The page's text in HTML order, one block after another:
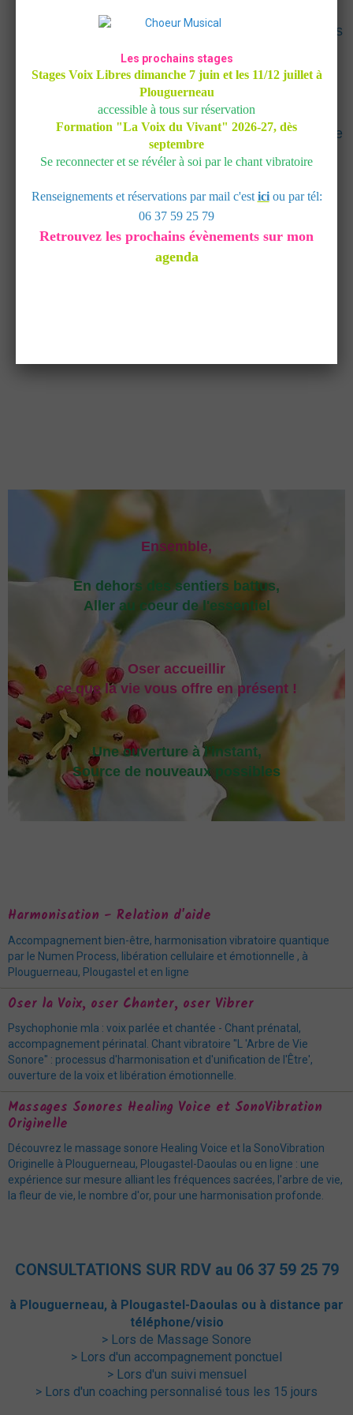
> Prendre du recul dans votre quotidien et dans
> Dissoudre les schémas de fonctionnements
> Choisir de passer à autre chose quand c'est le
moment pour vous
> Acquérir des outils simples pour vous aider
vous-même lors de périodes de changements
> Equilibrer votre hygiène de vie par
l'alimentation, la relaxation, l'activité physique
Ensemble,
En dehors des sentiers battus,
Aller au coeur de l'essentiel
Oser accueillir
ce que la vie vous offre en présent !
Une ouverture à l'instant,
Source de nouveaux possibles
Harmonisation - Relation d'aide
Accompagnement bien-être, harmonisation vibratoire quantique
par le Numen Process, libération cellulaire et émotionnelle , à
Plouguerneau, Plougastel et en ligne
Oser la Voix, oser Chanter, oser Vibrer
Psychophonie mla : voix parlée et chantée - Chant prénatal,
accompagnement périnatal. Chant vibratoire "L 'Arbre de Vie
Sonore" : processus d'harmonisation et d'unification de l'Être',
ouverture de la voix et libération émotionnelle.
Massages Sonores Healing Voice et SonoVibration
Originelle
Découvrez le massage sonore Healing Voice et la SonoVibration
Originelle à Plouguerneau, Plougastel-Daoulas ou en ligne : une
expérience sur mesure alliant les fréquences sacrées, l'arbre de vie,
la fleur de vie, le nombre d'or, pour une harmonisation profonde.
CONSULTATIONS SUR RDV au 06 37 59 25 79
à Plouguerneau, à Plougastel-Daoulas ou à distance par
téléphone/visio
> Lors de Massage Sonore
> Lors d'un accompagnement ponctuel
> Lors d'un suivi mensuel
> Lors d'un coaching personnalisé tous les 15 jours
Les prochains stages
Stages Voix Libres dimanche 7 juin et les 11/12 juillet à
Plouguerneau
accessible à tous sur réservation
Formation "La Voix du Vivant" 2026-27, dès
septembre
Se reconnecter et se révéler à soi par le chant vibratoire
Renseignements et réservations par mail c'est iciou par tél:
06 37 59 25 79
Retrouvez les prochains évènements sur mon
agenda